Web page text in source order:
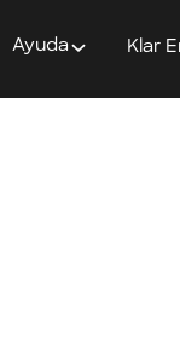
Ayuda Klar